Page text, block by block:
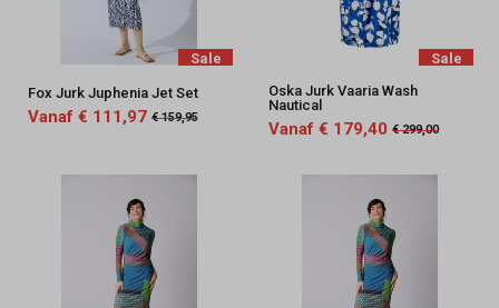
Sale
Fox Jurk Juphenia Jet Set
Vanaf € 111,97 € 159,95
Sale
Oska Jurk Vaaria Wash
Nautical
Vanaf € 179,40 € 299,00